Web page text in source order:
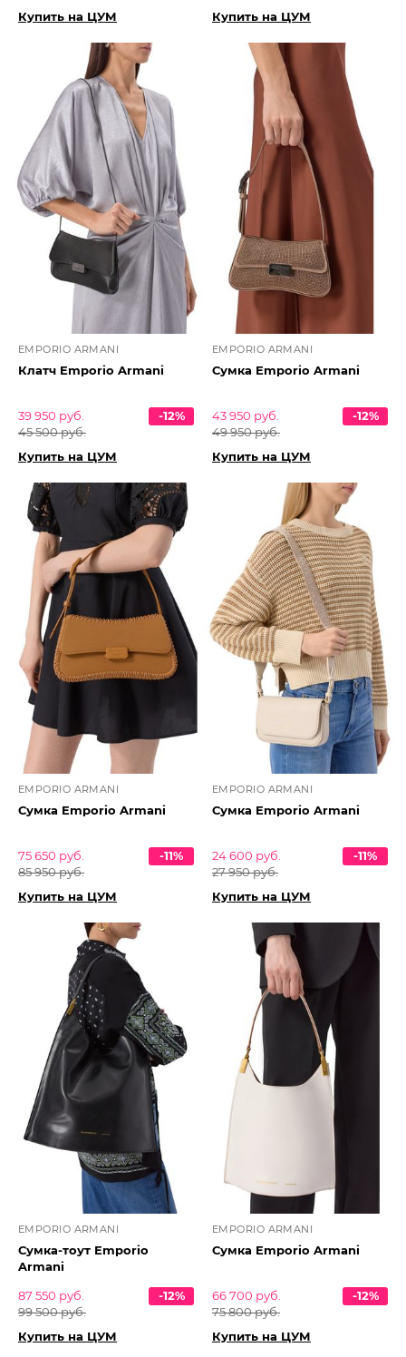
Купить на ЦУМ Купить на ЦУМ
EMPORIO ARMANI
Клатч Emporio Armani
39 950 руб.
45 500 руб.
-12%
Купить на ЦУМ
EMPORIO ARMANI
Сумка Emporio Armani
43 950 руб.
49 950 руб.
-12%
Купить на ЦУМ
EMPORIO ARMANI
Сумка Emporio Armani
75 650 руб.
85 950 руб.
-11%
Купить на ЦУМ
EMPORIO ARMANI
Сумка Emporio Armani
24 600 руб.
27 950 руб.
-11%
Купить на ЦУМ
EMPORIO ARMANI
Сумка-тоут Emporio
Armani
87 550 руб.
99 500 руб.
-12%
Купить на ЦУМ
EMPORIO ARMANI
Сумка Emporio Armani
66 700 руб.
75 800 руб.
-12%
Купить на ЦУМ